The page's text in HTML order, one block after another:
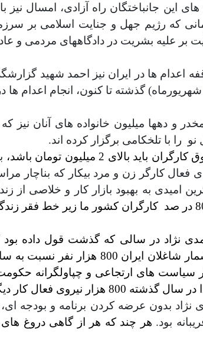
این جانباختگان راه آزادی، امسال
که رژیم جهل و جنایت اسلامی بر
بر علیه بشریت در دادگاههای مردمی و
اعدام ها در ایران نیز احمد شهيد
شهريورماه) گذشته تا کنون، انجام اعدام
مخدر و دهها میلیون خانواده های آنان
نو را با تلخکامی برگزار کرده اند.
بالای 2 میلیون تومان باشد،
فعال کارگر زن و مرد بیکار که بناچار
امیدی به بهبود بازار کار و خلاصی از
کارگران کشور ما زیر خط فقر
سال گذشته کاهش پیدا کرده است. لذا نه فقط
به ارتش ذخیره کار در ایران افزوده شده است.
بود. هر چند که هر از گاهی دروغ های